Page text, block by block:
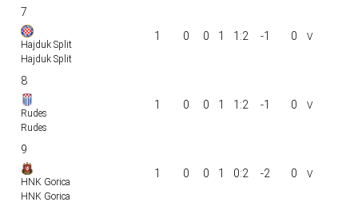
7
Hajduk Split
Hajduk Split
1 0 0 1 1:2 -1 0
8
Rudes
Rudes
1 0 0 1 1:2 -1 0
9
HNK Gorica
HNK Gorica
1 0 0 1 0:2 -2 0